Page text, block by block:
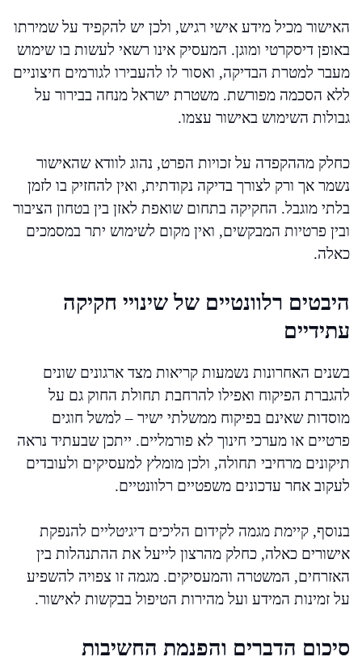
האישור מכיל מידע אישי רגיש, ולכן יש להקפיד על שמירתו
באופן דיסקרטי ומוגן. המעסיק אינו רשאי לעשות בו שימוש
מעבר למטרת הבדיקה, ואסור לו להעבירו לגורמים חיצוניים
ללא הסכמה מפורשת. משטרת ישראל מנחה בבירור על
גבולות השימוש באישור עצמו.
כחלק מההקפדה על זכויות הפרט, נהוג לוודא שהאישור
נשמר אך ורק לצורך בדיקה נקודתית, ואין להחזיק בו לזמן
בלתי מוגבל. החקיקה בתחום שואפת לאזן בין בטחון הציבור
ובין פרטיות המבקשים, ואין מקום לשימוש יתר במסמכים
כאלה.
היבטים רלוונטיים של שינויי חקיקה
עתידיים
בשנים האחרונות נשמעות קריאות מצד ארגונים שונים
להגברת הפיקוח ואפילו להרחבת תחולת החוק גם על
מוסדות שאינם בפיקוח ממשלתי ישיר – למשל חוגים
פרטיים או מערכי חינוך לא פורמליים. ייתכן שבעתיד נראה
תיקונים מרחיבי תחולה, ולכן מומלץ למעסיקים ולעובדים
לעקוב אחר עדכונים משפטיים רלוונטיים.
בנוסף, קיימת מגמה לקידום הליכים דיגיטליים להנפקת
אישורים כאלה, כחלק מהרצון לייעל את ההתנהלות בין
האזרחים, המשטרה והמעסיקים. מגמה זו צפויה להשפיע
על זמינות המידע ועל מהירות הטיפול בבקשות לאישור.
סיכום הדברים והפנמת החשיבות